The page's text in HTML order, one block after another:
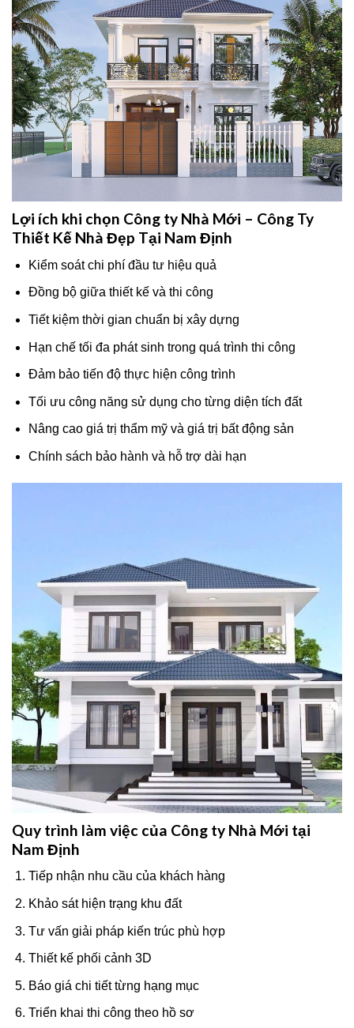
Lợi ích khi chọn Công ty Nhà Mới – Công Ty
Thiết Kế Nhà Đẹp Tại Nam Định
Kiểm soát chi phí đầu tư hiệu quả
Đồng bộ giữa thiết kế và thi công
Tiết kiệm thời gian chuẩn bị xây dựng
Hạn chế tối đa phát sinh trong quá trình thi công
Đảm bảo tiến độ thực hiện công trình
Tối ưu công năng sử dụng cho từng diện tích đất
Nâng cao giá trị thẩm mỹ và giá trị bất động sản
Chính sách bảo hành và hỗ trợ dài hạn
Quy trình làm việc của Công ty Nhà Mới tại
Nam Định
Tiếp nhận nhu cầu của khách hàng
Khảo sát hiện trạng khu đất
Tư vấn giải pháp kiến trúc phù hợp
Thiết kế phối cảnh 3D
Báo giá chi tiết từng hạng mục
Triển khai thi công theo hồ sơ